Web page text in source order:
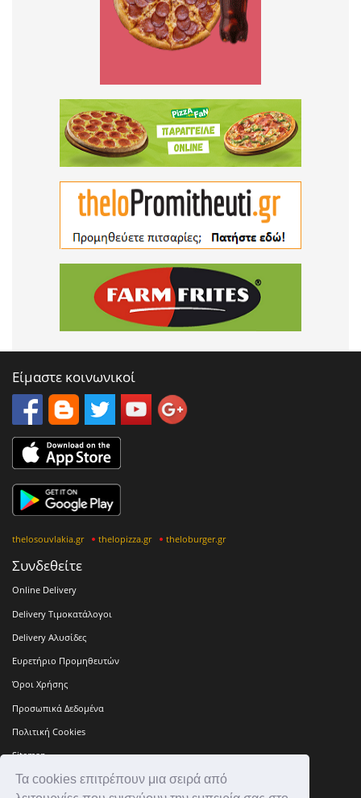
Τα cookies επιτρέπουν μια σειρά από
Είμαστε κοινωνικοί
thelosouvlakia.gr thelopizza.gr theloburger.gr
Συνδεθείτε
Online Delivery
Delivery Τιμοκατάλογοι
Delivery Αλυσίδες
Ευρετήριο Προμηθευτών
Όροι Χρήσης
Προσωπικά Δεδομένα
Πολιτική Cookies
Sitemap
Press Kit